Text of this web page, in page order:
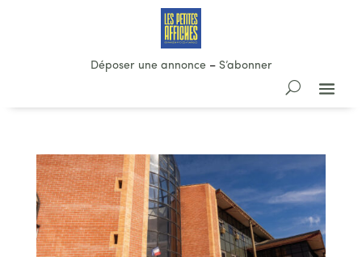
Déposer une annonce– S’abonner